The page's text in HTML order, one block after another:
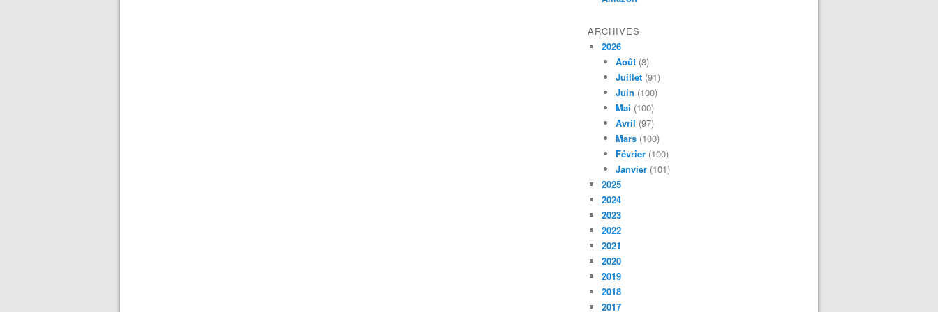
ARCHIVES
2026
Août (8)
Juillet (91)
Juin (100)
Mai (100)
Avril (97)
Mars (100)
Février (100)
Janvier (101)
2025
2024
2023
2022
2021
2020
2019
2018
2017